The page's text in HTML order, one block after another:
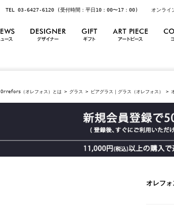
TEL 03-6427-6120 (受付時間：平日10：00〜17：00) オンライ
Orrefors（オレフォス）とは > グラス > ビアグラス｜グラス（オレフォス） >
オレフ